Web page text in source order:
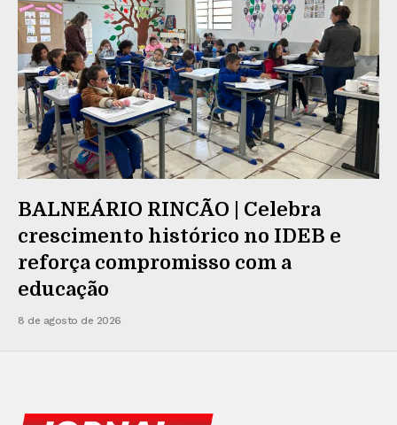
BALNEÁRIO RINCÃO | Celebra
crescimento histórico no IDEB e
reforça compromisso com a
educação
8 de agosto de 2026